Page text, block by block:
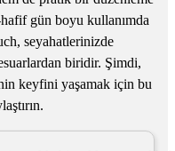
gün boyu kullanımda
seyahatlerinizde
biridir. Şimdi,
keyfini yaşamak için bu